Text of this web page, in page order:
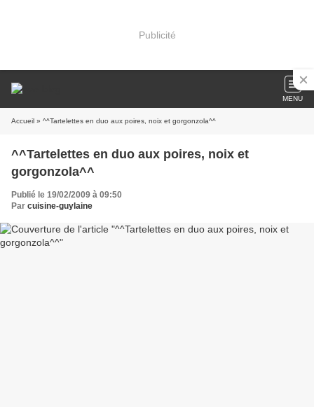
Publicité
MENU
Accueil » ^^Tartelettes en duo aux poires, noix et gorgonzola^^
^^Tartelettes en duo aux poires, noix et
gorgonzola^^
Publié le 19/02/2009 à 09:50
Par cuisine-guylaine